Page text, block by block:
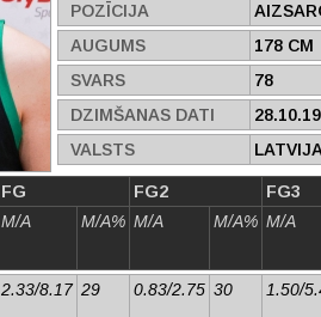
POZĪCIJA
AUGUMS
178 CM
SVARS
78
DZIMŠANAS DATI
VALSTS
FG FG2
FG3
M/A M/A% M/A M/A% M/A
2.33/8.17 29 0.83/2.75 30 1.50/